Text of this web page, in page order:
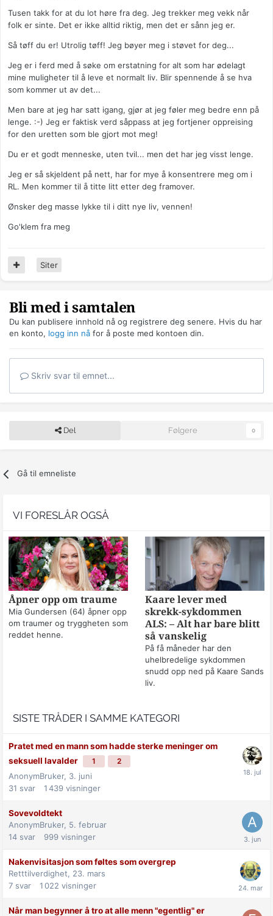
Tusen takk for at du lot høre fra deg. Jeg trekker meg vekk når
folk er sinte. Det er ikke alltid riktig, men det er sånn jeg er.
Så tøff du er! Utrolig tøff! Jeg bøyer meg i støvet for deg...
Jeg er i ferd med å søke om erstatning for alt som har ødelagt
mine muligheter til å leve et normalt liv. Blir spennende å se hva
som kommer ut av det...
Men bare at jeg har satt igang, gjør at jeg føler meg bedre enn på
lenge. :-) Jeg er faktisk verd såppass at jeg fortjener oppreising
for den uretten som ble gjort mot meg!
Du er et godt menneske, uten tvil... men det har jeg visst lenge.
Jeg er så skjeldent på nett, har for mye å konsentrere meg om i
RL. Men kommer til å titte litt etter deg framover.
Ønsker deg masse lykke til i ditt nye liv, vennen!
Go'klem fra meg
Siter
Bli med i samtalen
Du kan publisere innhold nå og registrere deg senere. Hvis du har
en konto, logg inn nå for å poste med kontoen din.
Skriv svar til emnet...
Del Følgere 0
Gå til emneliste
VI FORESLÅR OGSÅ
Åpner opp om traume
Mia Gundersen (64) åpner opp
om traumer og tryggheten som
reddet henne.
Kaare lever med
skrekk-sykdommen
ALS: – Alt har bare blitt
så vanskelig
På få måneder har den
uhelbredelige sykdommen
snudd opp ned på Kaare Sands
liv.
SISTE TRÅDER I SAMME KATEGORI
Pratet med en mann som hadde sterke meninger om
seksuell lavalder
1 2
AnonymBruker, 3. juni
31 svar 1 439 visninger
Sovevoldtekt
AnonymBruker, 5. februar
14 svar 999 visninger
Nakenvisitasjon som føltes som overgrep
Retttilverdighet, 23. mars
7 svar 1 022 visninger
Når man begynner å tro at alle menn "egentlig" er